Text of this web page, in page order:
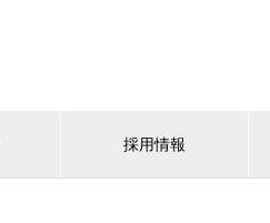
採用情報